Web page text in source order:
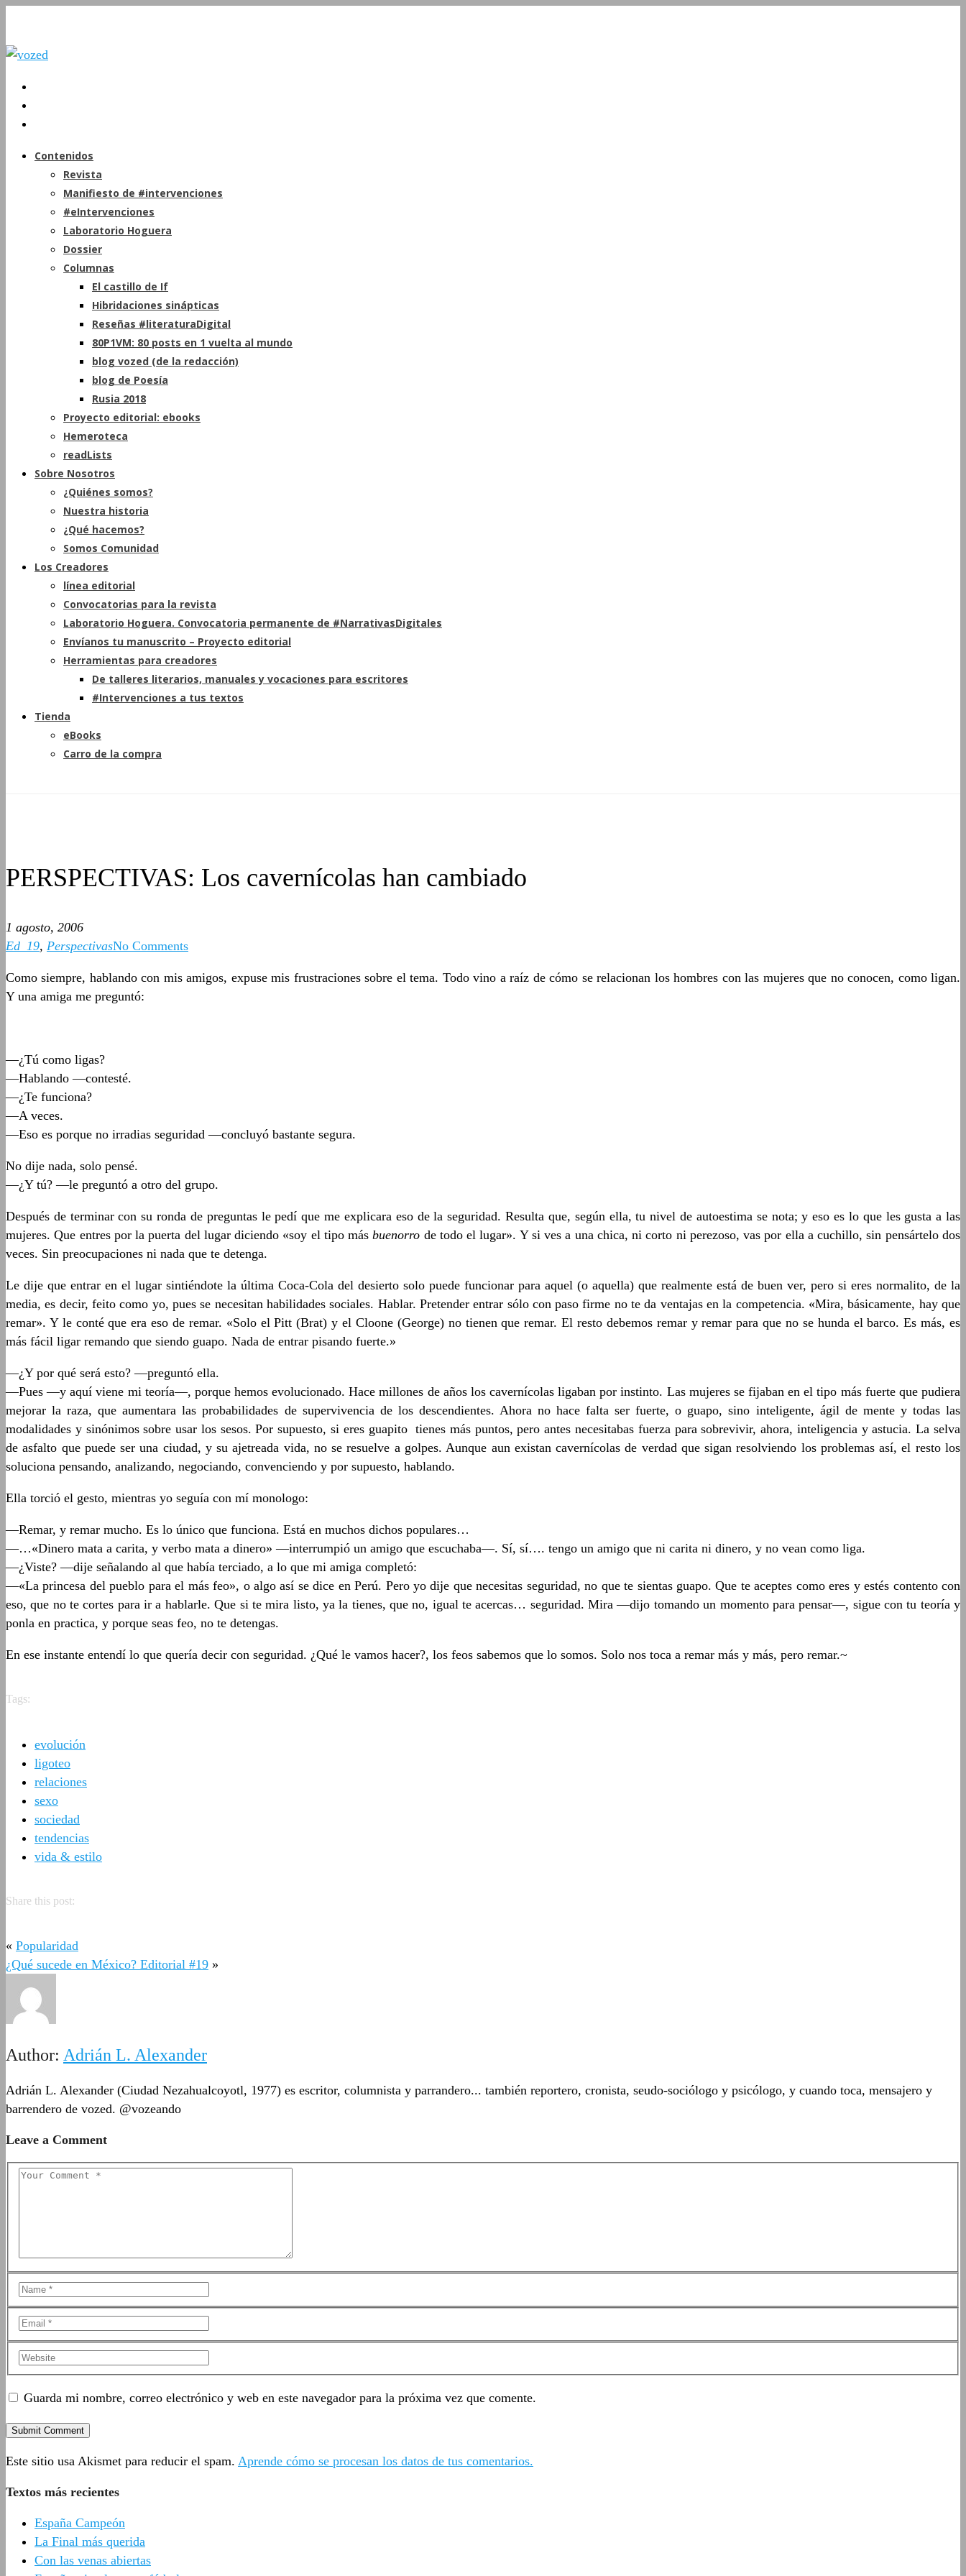
Contenidos
Revista
Manifiesto de #intervenciones
#eIntervenciones
Laboratorio Hoguera
Dossier
Columnas
El castillo de If
Hibridaciones sinápticas
Reseñas #literaturaDigital
80P1VM: 80 posts en 1 vuelta al mundo
blog vozed (de la redacción)
blog de Poesía
Rusia 2018
Proyecto editorial: ebooks
Hemeroteca
readLists
Sobre Nosotros
¿Quiénes somos?
Nuestra historia
¿Qué hacemos?
Somos Comunidad
Los Creadores
línea editorial
Convocatorias para la revista
Laboratorio Hoguera. Convocatoria permanente de #NarrativasDigitales
Envíanos tu manuscrito – Proyecto editorial
Herramientas para creadores
De talleres literarios, manuales y vocaciones para escritores
#Intervenciones a tus textos
Tienda
eBooks
Carro de la compra
PERSPECTIVAS: Los cavernícolas han cambiado
1 agosto, 2006
Ed_19, PerspectivasNo Comments
Como siempre, hablando con mis amigos, expuse mis frustraciones sobre el tema. Todo vino a raíz de cómo se relacionan los hombres con las mujeres que no conocen, como ligan.
Y una amiga me preguntó:
—¿Tú como ligas?
—Hablando —contesté.
—¿Te funciona?
—A veces.
—Eso es porque no irradias seguridad —concluyó bastante segura.
No dije nada, solo pensé.
—¿Y tú? —le preguntó a otro del grupo.
Después de terminar con su ronda de preguntas le pedí que me explicara eso de la seguridad. Resulta que, según ella, tu nivel de autoestima se nota; y eso es lo que les gusta a las
mujeres. Que entres por la puerta del lugar diciendo «soy el tipo másbuenorro de todo el lugar». Y si ves a una chica, ni corto ni perezoso, vas por ella a cuchillo, sin pensártelo dos
veces. Sin preocupaciones ni nada que te detenga.
Le dije que entrar en el lugar sintiéndote la última Coca-Cola del desierto solo puede funcionar para aquel (o aquella) que realmente está de buen ver, pero si eres normalito, de la
media, es decir, feito como yo, pues se necesitan habilidades sociales. Hablar. Pretender entrar sólo con paso firme no te da ventajas en la competencia. «Mira, básicamente, hay que
remar». Y le conté que era eso de remar. «Solo el Pitt (Brat) y el Cloone (George) no tienen que remar. El resto debemos remar y remar para que no se hunda el barco. Es más, es
más fácil ligar remando que siendo guapo. Nada de entrar pisando fuerte.»
—¿Y por qué será esto? —preguntó ella.
—Pues —y aquí viene mi teoría—, porque hemos evolucionado. Hace millones de años los cavernícolas ligaban por instinto. Las mujeres se fijaban en el tipo más fuerte que pudiera
mejorar la raza, que aumentara las probabilidades de supervivencia de los descendientes. Ahora no hace falta ser fuerte, o guapo, sino inteligente, ágil de mente y todas las
modalidades y sinónimos sobre usar los sesos. Por supuesto, si eres guapito tienes más puntos, pero antes necesitabas fuerza para sobrevivir, ahora, inteligencia y astucia. La selva
de asfalto que puede ser una ciudad, y su ajetreada vida, no se resuelve a golpes. Aunque aun existan cavernícolas de verdad que sigan resolviendo los problemas así, el resto los
soluciona pensando, analizando, negociando, convenciendo y por supuesto, hablando.
Ella torció el gesto, mientras yo seguía con mí monologo:
—Remar, y remar mucho. Es lo único que funciona. Está en muchos dichos populares…
—…«Dinero mata a carita, y verbo mata a dinero» —interrumpió un amigo que escuchaba—. Sí, sí…. tengo un amigo que ni carita ni dinero, y no vean como liga.
—¿Viste? —dije señalando al que había terciado, a lo que mi amiga completó:
—«La princesa del pueblo para el más feo», o algo así se dice en Perú. Pero yo dije que necesitas seguridad, no que te sientas guapo. Que te aceptes como eres y estés contento con
eso, que no te cortes para ir a hablarle. Que si te mira listo, ya la tienes, que no, igual te acercas… seguridad. Mira —dijo tomando un momento para pensar—, sigue con tu teoría y
ponla en practica, y porque seas feo, no te detengas.
En ese instante entendí lo que quería decir con seguridad. ¿Qué le vamos hacer?, los feos sabemos que lo somos. Solo nos toca a remar más y más, pero remar.~
Tags:
evolución
ligoteo
relaciones
sexo
sociedad
tendencias
vida & estilo
Share this post:
« Popularidad
¿Qué sucede en México? Editorial #19 »
Author: Adrián L. Alexander
Adrián L. Alexander (Ciudad Nezahualcoyotl, 1977) es escritor, columnista y parrandero... también reportero, cronista, seudo-sociólogo y psicólogo, y cuando toca, mensajero y
barrendero de vozed. @vozeando
Leave a Comment
Guarda mi nombre, correo electrónico y web en este navegador para la próxima vez que comente.
Este sitio usa Akismet para reducir el spam. Aprende cómo se procesan los datos de tus comentarios.
Textos más recientes
España Campeón
La Final más querida
Con las venas abiertas